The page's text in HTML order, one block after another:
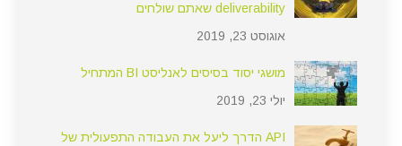
deliverability שאתם שולחים
אוגוסט 23, 2019
מושגי יסוד בסיסים לאנליסט BI המתחיל
יולי 23, 2019
API הדרך ליעל את העבודה התפעולית של